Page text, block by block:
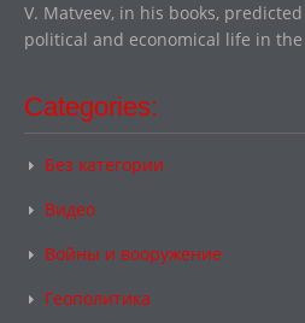
V. Matveev, in his books,
political and economical life in
Categories:
Без категории
Видео
Войны и вооружение
Геополитика